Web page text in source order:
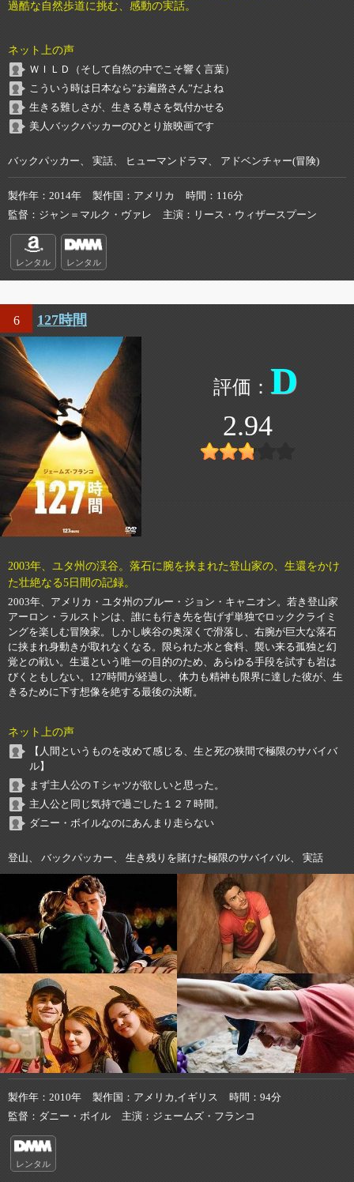
過酷な自然歩道に挑む、感動の実話。
ネット上の声
ＷＩＬＤ（そして自然の中でこそ響く言葉）
こういう時は日本なら”お遍路さん”だよね
生きる難しさが、生きる尊さを気付かせる
美人バックパッカーのひとり旅映画です
バックパッカー、 実話、 ヒューマンドラマ、 アドベンチャー(冒険)
製作年 2014年 製作国 アメリカ 時間
116分
監督
ジャン＝マルク・ヴァレ 主演 リース・ウィザースプーン
レンタル レンタル
6 127時間
D
2.94
2003年、ユタ州の渓谷。落石に腕を挟まれた登山家の、生還をかけ
た壮絶なる5日間の記録。
2003年、アメリカ・ユタ州のブルー・ジョン・キャニオン。若き登山家
アーロン・ラルストンは、誰にも行き先を告げず単独でロッククライミ
ングを楽しむ冒険家。しかし峡谷の奥深くで滑落し、右腕が巨大な落石
に挟まれ身動きが取れなくなる。限られた水と食料、襲い来る孤独と幻
覚との戦い。生還という唯一の目的のため、あらゆる手段を試すも岩は
びくともしない。127時間が経過し、体力も精神も限界に達した彼が、生
きるために下す想像を絶する最後の決断。
ネット上の声
【人間というものを改めて感じる、生と死の狭間で極限のサバイバ
ル】
まず主人公のＴシャツが欲しいと思った。
主人公と同じ気持で過ごした１２７時間。
ダニー・ボイルなのにあんまり走らない
登山、 バックパッカー、 生き残りを賭けた極限のサバイバル、 実話
製作年 2010年 製作国 アメリカ,イギリス 時間
94分
監督
ダニー・ボイル 主演 ジェームズ・フランコ
レンタル